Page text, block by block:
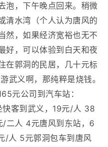
泡，下午晚点回来。稍微
清水湾（个人认为唐风的
然，如果经济宽裕也无不
好，可以体验到白天和夜
在郭洞的民居，几十元标
武义啊，那纯粹是烧钱。
元公司到汽车站：
客到武义，19元/人 38
/二人 4元唐风到东站，6
/人 5元郭洞包车到唐风